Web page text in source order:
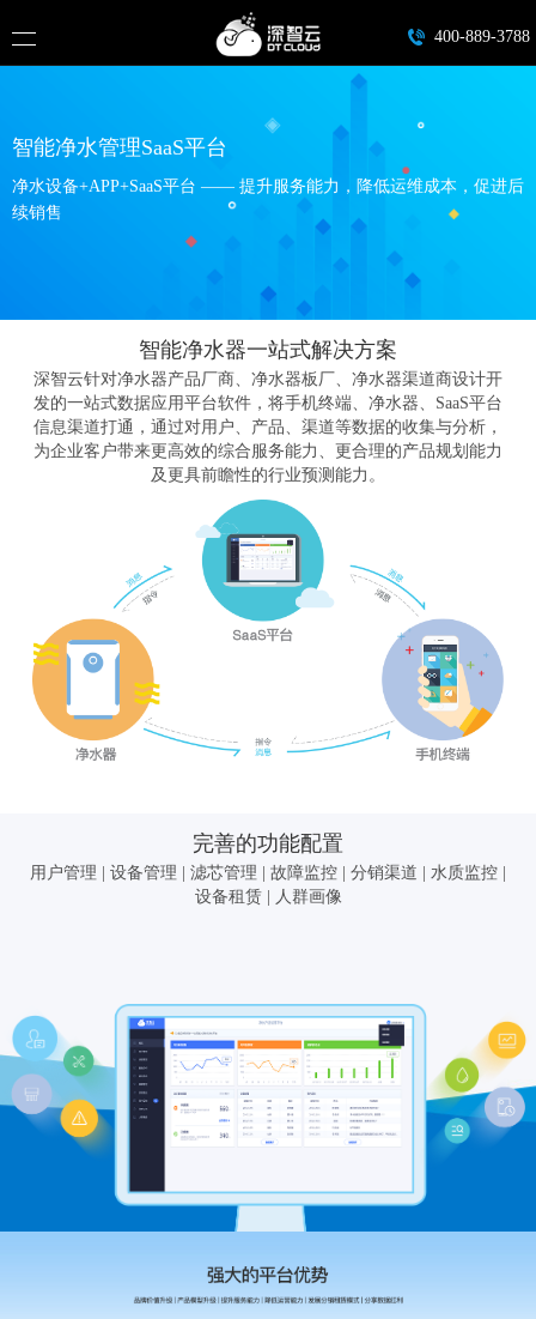
400-889-3788
智能净水管理SaaS平台
净水设备+APP+SaaS平台 —— 提升服务能力，降低运维成本，促进后
续销售
智能净水器一站式解决方案
深智云针对净水器产品厂商、净水器板厂、净水器渠道商设计开
发的一站式数据应用平台软件，将手机终端、净水器、SaaS平台
信息渠道打通，通过对用户、产品、渠道等数据的收集与分析，
为企业客户带来更高效的综合服务能力、更合理的产品规划能力
及更具前瞻性的行业预测能力。
完善的功能配置
用户管理 | 设备管理 | 滤芯管理 | 故障监控 | 分销渠道 | 水质监控 |
设备租赁 | 人群画像